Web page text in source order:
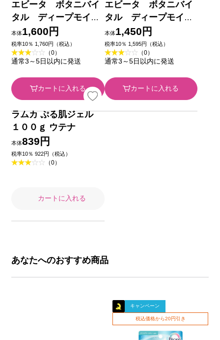
エビータ ボタニバイ
タル ディープモイス
チャージェル ９０ｇ
カネボウ化粧品
本体1,600円
税率10％ 1,760円（税込）
（0）
通常3～5日以内に発送
カートに入れる
エビータ ボタニバイ
タル ディープモイス
チャーミルク３ 無香
料 １３０ｍｌ カネボ
ウ化粧品
本体1,450円
税率10％ 1,595円（税込）
（0）
通常3～5日以内に発送
カートに入れる
ラムカ ぷる肌ジェル
１００ｇ ウテナ
本体839円
税率10％ 922円（税込）
（0）
カートに入れる
あなたへのおすすめ商品
キャンペーン
税込価格から20円引き